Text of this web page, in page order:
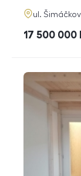
adresa
ul.
cena
17 500 000